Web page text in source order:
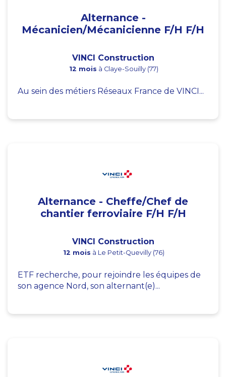
Alternance -
Mécanicien/Mécanicienne F/H F/H
VINCI Construction
12 mois à Claye-Souilly (77)
Au sein des métiers Réseaux France de VINCI...
Alternance - Cheffe/Chef de
chantier ferroviaire F/H F/H
VINCI Construction
12 mois à Le Petit-Quevilly (76)
ETF recherche, pour rejoindre les équipes de
son agence Nord, son alternant(e)...